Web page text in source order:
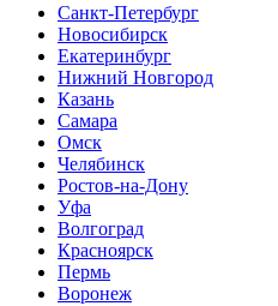
Санкт-Петербург
Новосибирск
Екатеринбург
Нижний Новгород
Казань
Самара
Омск
Челябинск
Ростов-на-Дону
Уфа
Волгоград
Красноярск
Пермь
Воронеж